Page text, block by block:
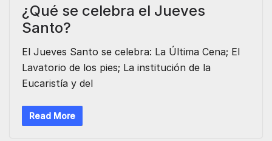
¿Qué se celebra el Jueves
Santo?
El Jueves Santo se celebra: La Última Cena; El
Lavatorio de los pies; La institución de la
Eucaristía y del
Read More